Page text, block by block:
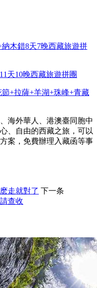
納木錯8天7晚西藏旅遊拼
天10晚西藏旅遊拼團
節+拉薩+羊湖+珠峰+青藏
海外華人、港澳臺同胞中
、自由的西藏之旅，可以
案，免費辦理入藏函等事
走就對了 下一条
查收